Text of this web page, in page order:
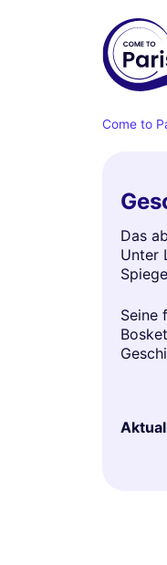
Come to
Das
Unter
Seine